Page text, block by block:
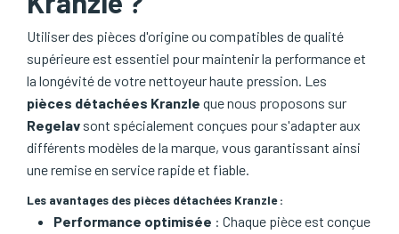
Utiliser des pièces d'origine ou compatibles de qualité
supérieure est essentiel pour maintenir la performance et
la longévité de votre nettoyeur haute pression. Les
pièces détachées Kranzle que nous proposons sur
Regelav sont spécialement conçues pour s'adapter aux
différents modèles de la marque, vous garantissant ainsi
une remise en service rapide et fiable.
Les avantages des pièces détachées Kranzle :
Performance optimisée : Chaque pièce est conçue